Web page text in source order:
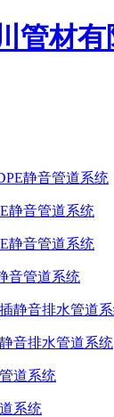
静音管道系统
音管道系统
音排水管道系统
系统